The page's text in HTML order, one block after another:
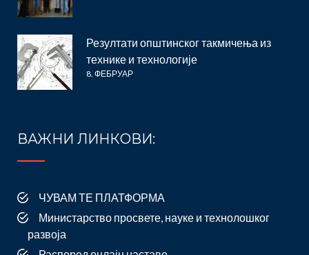
Резултати општинског такмичења из
технике и технологије
8. ФЕБРУАР
ВАЖНИ ЛИНКОВИ:
ЧУВАМ ТЕ ПЛАТФОРМА
Министарство просвете, науке и технолошког
развоја